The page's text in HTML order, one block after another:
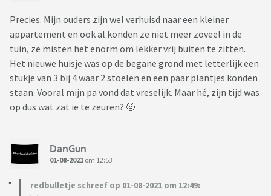
Precies. Mijn ouders zijn wel verhuisd naar een kleiner
appartement en ook al konden ze niet meer zoveel in de
tuin, ze misten het enorm om lekker vrij buiten te zitten.
Het nieuwe huisje was op de begane grond met letterlijk een
stukje van 3 bij 4 waar 2 stoelen en een paar plantjes konden
staan. Vooral mijn pa vond dat vreselijk. Maar hé, zijn tijd was
op dus wat zat ie te zeuren? 🤨
DanGun
01-08-2021 om 12:53
redbulletje schreef op 01-08-2021 om 12:49: